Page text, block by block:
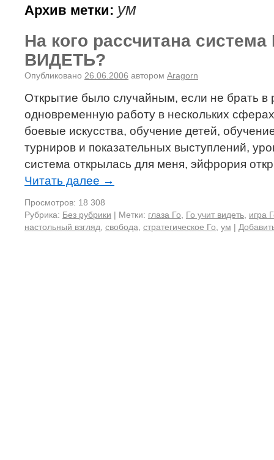
Архив метки: ум
На кого рассчитана
ВИДЕТЬ?
Опубликовано 26.06.2006 автором Aragorn
Открытие было случайным, если не брать в
одновременную работу в нескольких
боевые искусства, обучение детей,
турниров и показательных выступлений,
система открылась для меня, эйфрория
Читать далее →
Просмотров: 18 308
Рубрика: Без рубрики | Метки: глаза Го Го учит видеть игра
настольный взгляд свобода стратегическое Го ум |